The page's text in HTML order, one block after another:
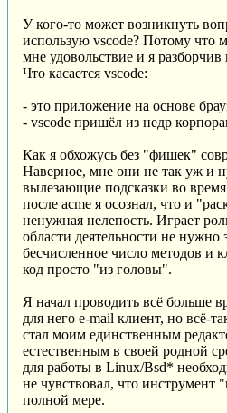
У кого-то может возникнуть
использую vscode? Потому что
мне удовольствие и я
Что касается vscode:
- это приложение на основе
- vscode пришёл из недр
Как я обхожусь без "фишек"
Наверное, мне они не так уж и
вылезающие подсказки во
после acme я осознал, что и
ненужная нелепость. Играет
области деятельности не нужно
бесчисленное число методов и
код просто "из головы".
Я начал проводить всё больше
для него e-mail клиент, но всё-
стал моим единственным
естественным в своей родной
для работы в Linux/Bsd*
не чувствовал, что инструмент
полной мере.